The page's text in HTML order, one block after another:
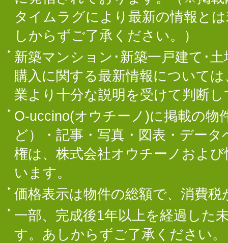
タイムラグにより最新の情報と
しからずご了承ください。）
新築マンション･新築一戸建て･
購入に関する最新情報について
業より十分な説明を受けて判断
O-uccino(オウチーノ)に掲載の物
ど）・記事・写真・図表・デー
権は、株式会社オウチーノおよ
います。
価格表示は物件の総額で、消費
一部、完成後1年以上を経過した
す。あしからずご了承ください。